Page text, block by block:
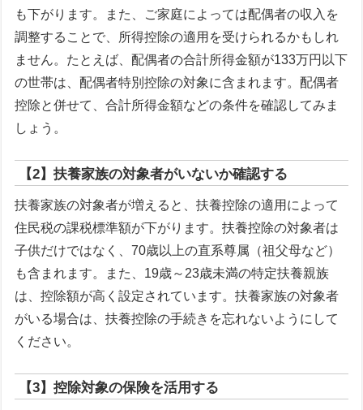
も下がります。また、ご家庭によっては配偶者の収入を
調整することで、所得控除の適用を受けられるかもしれ
ません。たとえば、配偶者の合計所得金額が133万円以下
の世帯は、配偶者特別控除の対象に含まれます。配偶者
控除と併せて、合計所得金額などの条件を確認してみま
しょう。
【2】扶養家族の対象者がいないか確認する
扶養家族の対象者が増えると、扶養控除の適用によって
住民税の課税標準額が下がります。扶養控除の対象者は
子供だけではなく、70歳以上の直系尊属（祖父母など）
も含まれます。また、19歳～23歳未満の特定扶養親族
は、控除額が高く設定されています。扶養家族の対象者
がいる場合は、扶養控除の手続きを忘れないようにして
ください。
【3】控除対象の保険を活用する